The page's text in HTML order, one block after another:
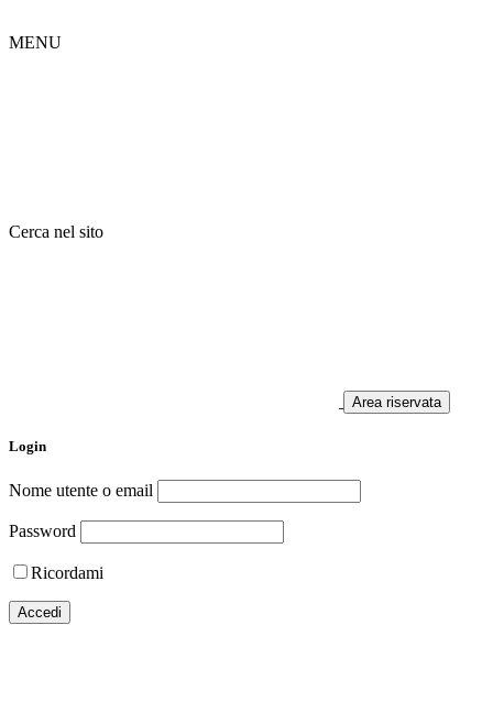
MENU
Cerca nel sito
Area riservata
Login
Nome utente o email
Password
Ricordami